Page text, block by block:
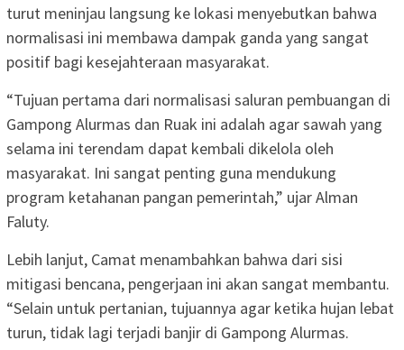
turut meninjau langsung ke lokasi menyebutkan bahwa
normalisasi ini membawa dampak ganda yang sangat
positif bagi kesejahteraan masyarakat.
“Tujuan pertama dari normalisasi saluran pembuangan di
Gampong Alurmas dan Ruak ini adalah agar sawah yang
selama ini terendam dapat kembali dikelola oleh
masyarakat. Ini sangat penting guna mendukung
program ketahanan pangan pemerintah,” ujar Alman
Faluty.
Lebih lanjut, Camat menambahkan bahwa dari sisi
mitigasi bencana, pengerjaan ini akan sangat membantu.
“Selain untuk pertanian, tujuannya agar ketika hujan lebat
turun, tidak lagi terjadi banjir di Gampong Alurmas.